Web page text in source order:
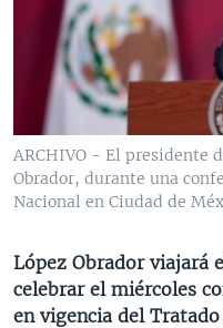
VENEZUELA
BRASIL
NICARAGUA
ECONOMÍA
ENTRETENIMIENTO Y
TECNOLOGÍA
DEPORTES
CIENCIA Y SALUD
MULTIMEDIA
VIDEOS
FOTOGRAFÍA
AUDIOS
PROGRAMAS TV
EL MUNDO AL DÍA
FORO
VISIÓN 360
PANORAMA
RADIO
AVANCE INFORMATIVO
AUDIONOTICIAS
ESTADOS UNIDOS AL DÍA
EL MUNDO AL DÍA
DIRECT
DOCUMENTALES DE LA VOA
SÍGANOS
ARCHIVO - El presidente
Obrador, durante una
Nacional en Ciudad de
López Obrador viajará
celebrar el miércoles
en vigencia del Tratado